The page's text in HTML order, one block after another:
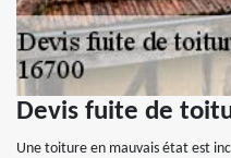
Devis fuite de
Une toiture en mauvais état est